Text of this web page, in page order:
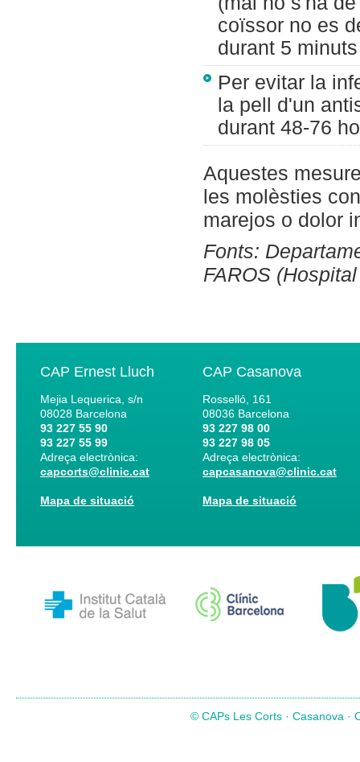
coïssor no es
durant 5
Per evitar la
la pell d'un
durant 48-76
Aquestes
les molèsties
marejos o dolor
Fonts:
FAROS
CAP Ernest Lluch
Mejia Lequerica, s/n
08028 Barcelona
93 227 55 90
93 227 55 99
Adreça electrònica:
capcorts@clinic.cat
Mapa de situació
CAP Casanova
Rosselló, 161
08036 Barcelona
93 227 98 00
93 227 98 05
Adreça electrònica:
capcasanova@clinic.cat
Mapa de situació
© CAPs Les Corts · Casanova ·